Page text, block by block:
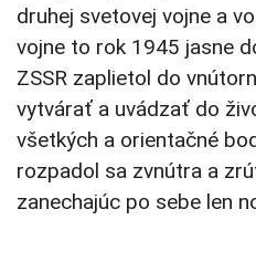
druhej svetovej vojne a
vojne to rok 1945 jasne
ZSSR zaplietol do
vytvárať a uvádzať do
všetkých a orientačné
rozpadol sa zvnútra a
zanechajúc po sebe len